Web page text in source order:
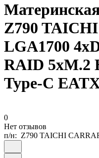
Z790
LGA1700
RAID 5xM.2
Type-C
0
Нет отзывов
п/н: Z790 TAICHI